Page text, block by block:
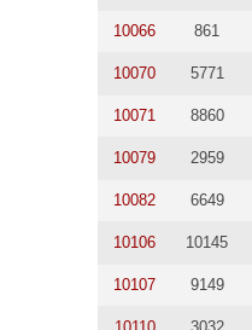
10066 861
10070 5771
10071 8860
10079 2959
10082 6649
10106 10145
10107 9149